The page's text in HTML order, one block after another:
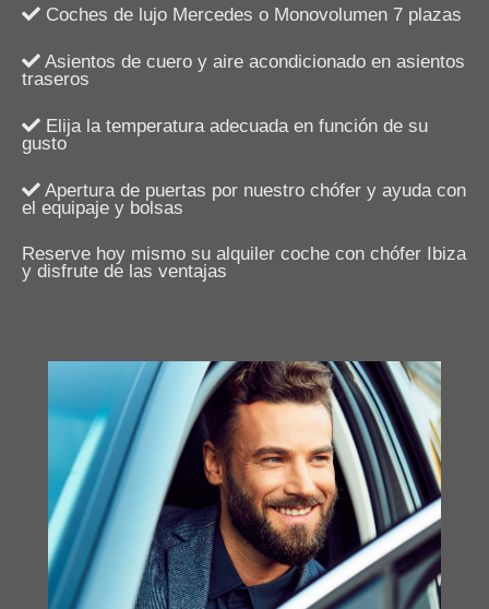
Coches de lujo Mercedes o Monovolumen 7 plazas
Asientos de cuero y aire acondicionado en asientos
traseros
Elija la temperatura adecuada en función de su
gusto
Apertura de puertas por nuestro chófer y ayuda con
el equipaje y bolsas
Reserve hoy mismo su alquiler coche con chófer Ibiza
y disfrute de las ventajas